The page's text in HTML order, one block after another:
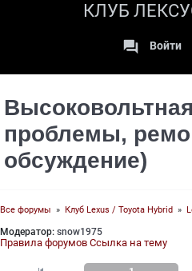
КЛУБ
 Войти
проблемы,
обсуждение)
Все форумы » Клуб Lexus / Toyota Hybrid »
Модератор: snow1975
Правила форумов Ссылка на тему